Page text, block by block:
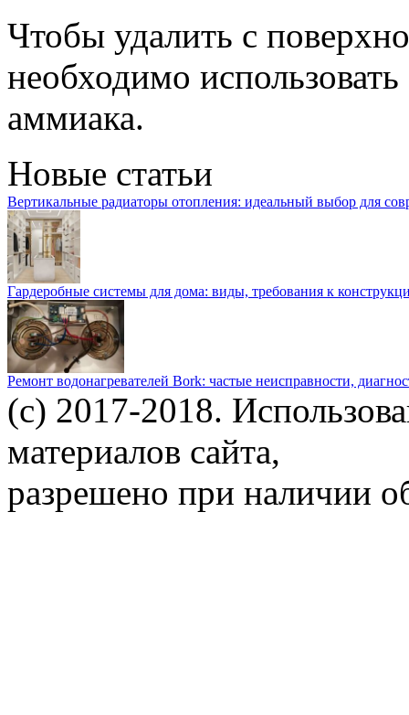
Чтобы удалить с
необходимо
аммиака.
Новые статьи
Вертикальные радиаторы отопления: идеальный выбор для
Гардеробные системы для дома: виды, требования к
Ремонт водонагревателей Bork: частые неисправности,
(c) 2017-2018.
материалов сайта,
разрешено при наличии